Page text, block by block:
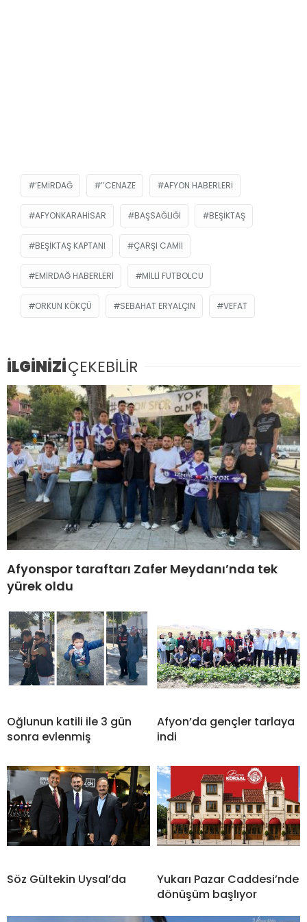
‘EMIRDAĞ ’’CENAZE AFYON HABERLERI
AFYONKARAHISAR BAŞSAĞLIĞI BEŞIKTAŞ
BEŞIKTAŞ KAPTANI ÇARŞI CAMII
EMIRDAĞ HABERLERI MILLI FUTBOLCU
ORKUN KÖKÇÜ SEBAHAT ERYALÇIN VEFAT
İLGİNİZİÇEKEBİLİR
Afyonspor taraftarı Zafer Meydanı’nda tek
yürek oldu
Oğlunun katili ile 3 gün
sonra evlenmiş
Afyon’da gençler tarlaya
indi
Söz Gültekin Uysal’da
Yukarı Pazar Caddesi’nde
dönüşüm başlıyor